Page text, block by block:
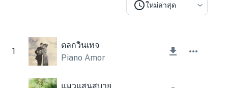
ใหม่ล่าสุด
1
ตลกวินเทจ
Piano Amor
แมวแสนสบาย